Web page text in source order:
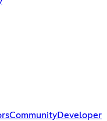
CommunityDeveloper